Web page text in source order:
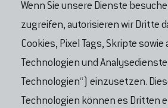
Wenn Sie unsere Dienste
zugreifen, autorisieren wir Dritte
Cookies, Pixel Tags, Skripte sowie
Technologien und
Technologien“) einzusetzen.
Technologien können es Dritten